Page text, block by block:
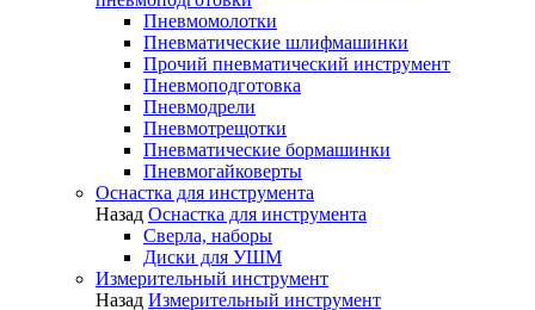
Пневмомолотки
Пневматические шлифмашинки
Прочий пневматический инструмент
Пневмоподготовка
Пневмодрели
Пневмотрещотки
Пневматические бормашинки
Пневмогайковерты
Оснастка для инструмента
Назад Оснастка для инструмента
Сверла, наборы
Диски для УШМ
Измерительный инструмент
Назад Измерительный инструмент